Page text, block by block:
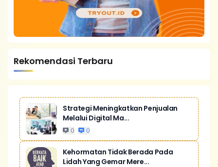
Rekomendasi Terbaru
Strategi Meningkatkan Penjualan
Melalui Digital Ma...
0 0
Kehormatan Tidak Berada Pada
Lidah Yang Gemar Mere...